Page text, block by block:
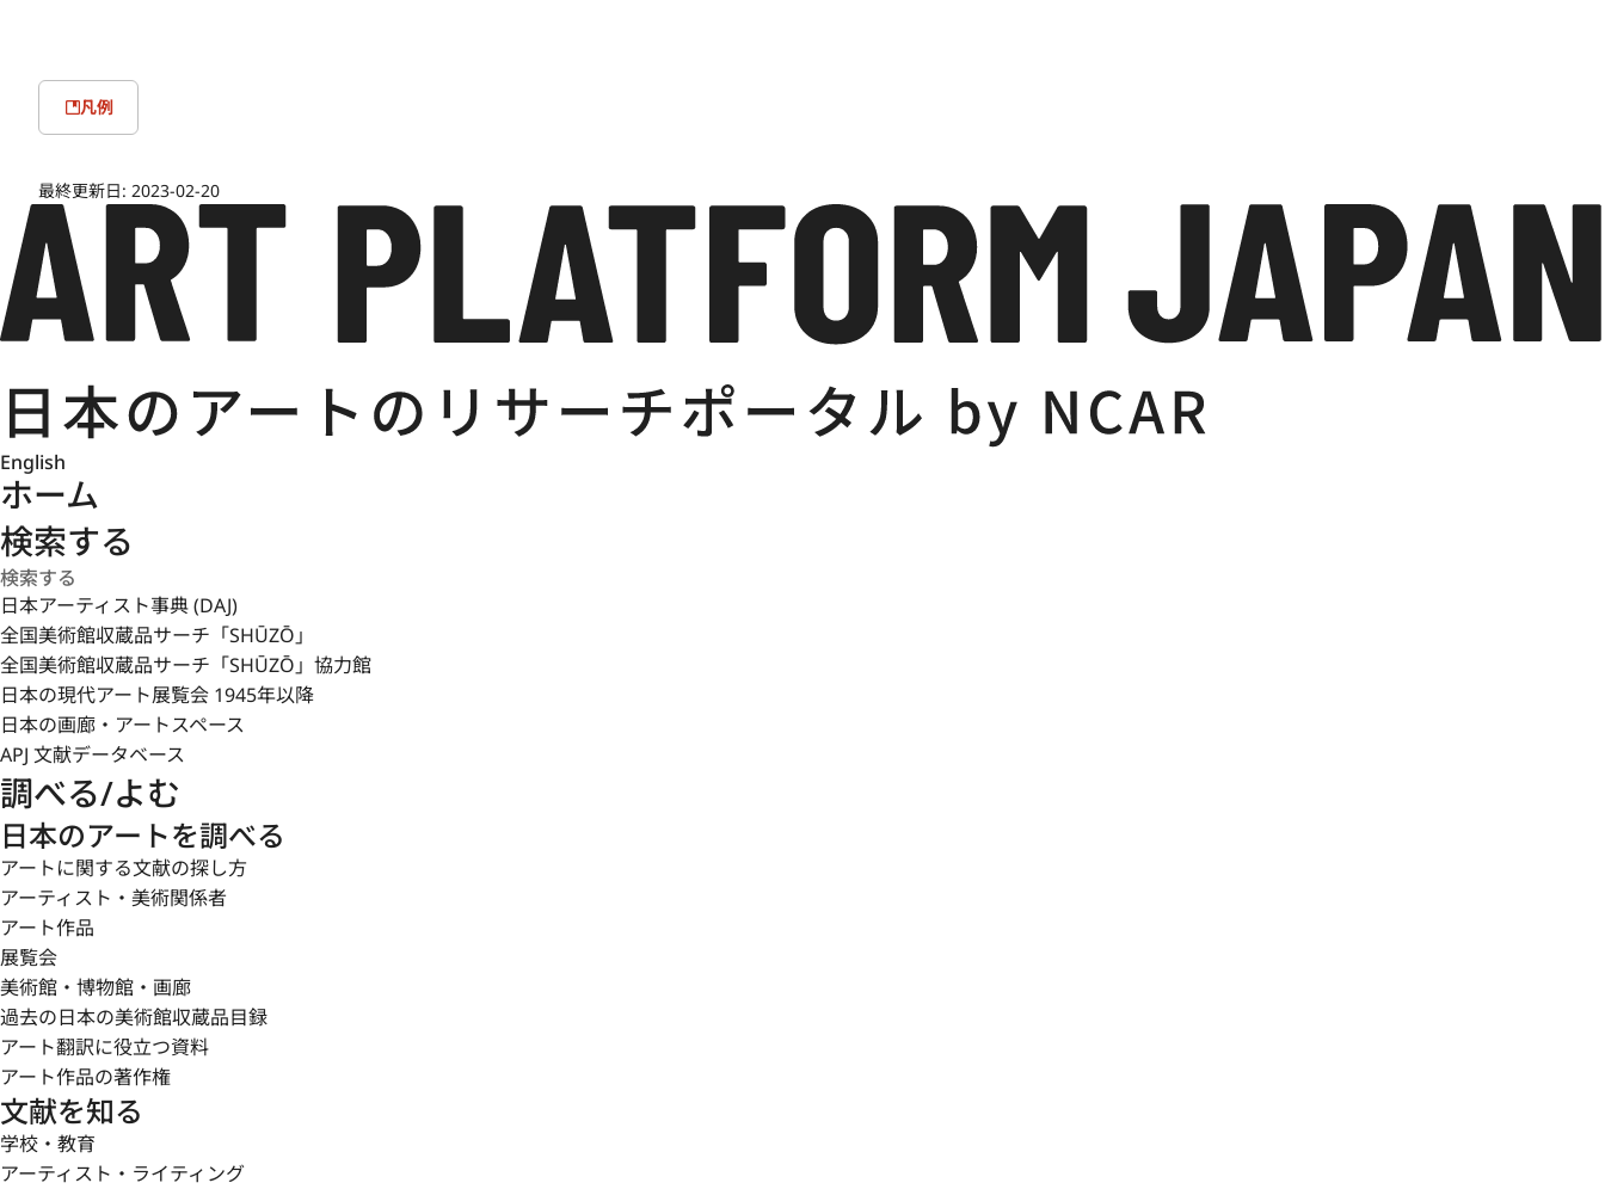
凡例
最終更新日: 2023-02-20
English
ホーム
検索する
日本アーティスト事典 (DAJ)
全国美術館収蔵品サーチ「SHŪZŌ」
全国美術館収蔵品サーチ「SHŪZŌ」協力館
日本の現代アート展覧会 1945年以降
日本の画廊・アートスペース
APJ 文献データベース
調べる/よむ
日本のアートを調べる
アートに関する文献の探し方
アーティスト・美術関係者
アート作品
展覧会
美術館・博物館・画廊
過去の日本の美術館収蔵品目録
アート翻訳に役立つ資料
アート作品の著作権
文献を知る
学校・教育
アーティスト・ライティング